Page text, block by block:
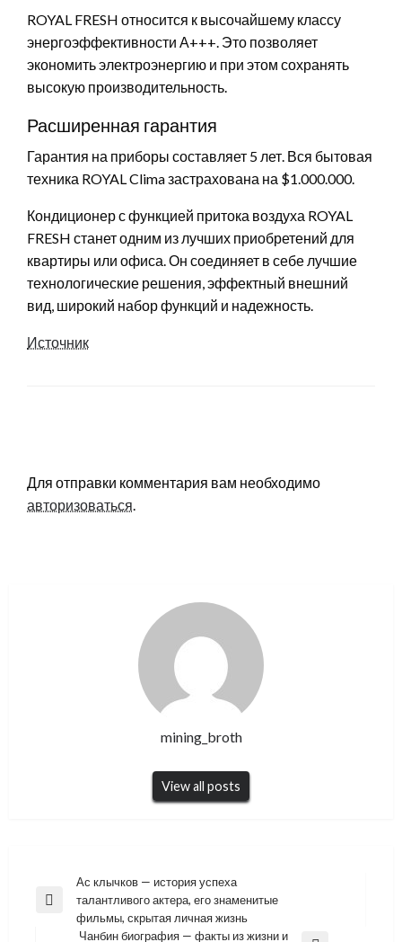
ROYAL FRESH относится к высочайшему классу
энергоэффективности А+++. Это позволяет
экономить электроэнергию и при этом сохранять
высокую производительность.
Расширенная гарантия
Гарантия на приборы составляет 5 лет. Вся бытовая
техника ROYAL Clima застрахована на $1.000.000.
Кондиционер с функцией притока воздуха ROYAL
FRESH станет одним из лучших приобретений для
квартиры или офиса. Он соединяет в себе лучшие
технологические решения, эффектный внешний
вид, широкий набор функций и надежность.
Источник
Для отправки комментария вам необходимо
авторизоваться.
mining_broth
View all posts
Навигация
по
записям
Previous
Ас клычков — история успеха
талантливого актера, его знаменитые
фильмы, скрытая личная жизнь
Чанбин биография — факты из жизни и